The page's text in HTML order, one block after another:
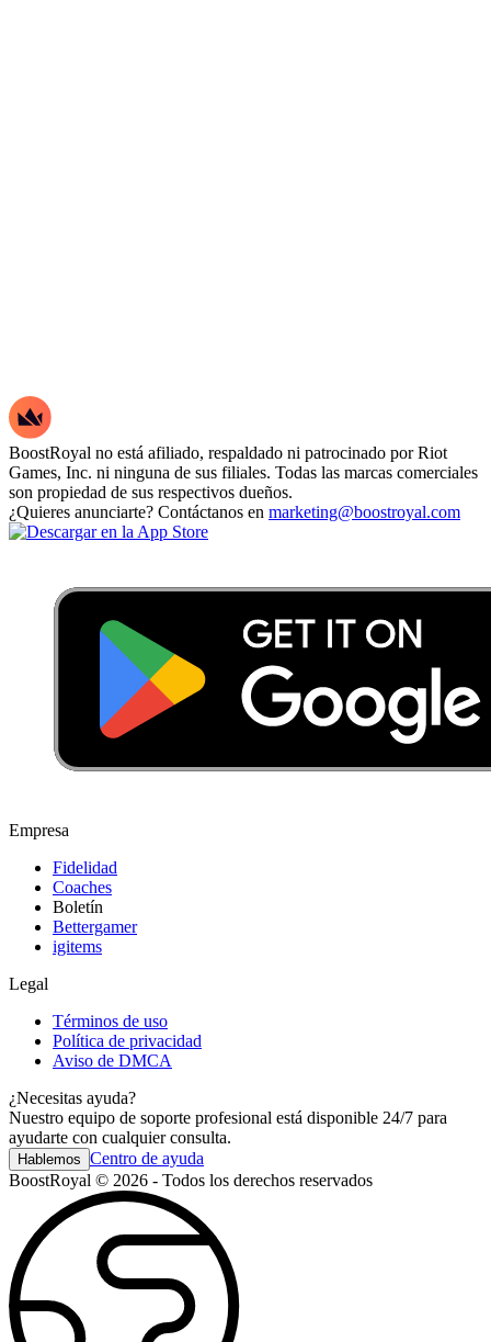
BoostRoyal no está afiliado, respaldado ni patrocinado por Riot
Games, Inc. ni ninguna de sus filiales. Todas las marcas comerciales
son propiedad de sus respectivos dueños.
¿Quieres anunciarte? Contáctanos en marketing@boostroyal.com
Empresa
Fidelidad
Coaches
Boletín
Bettergamer
igitems
Legal
Términos de uso
Política de privacidad
Aviso de DMCA
¿Necesitas ayuda?
Nuestro equipo de soporte profesional está disponible 24/7 para
ayudarte con cualquier consulta.
Hablemos Centro de ayuda
BoostRoyal © 2026 - Todos los derechos reservados